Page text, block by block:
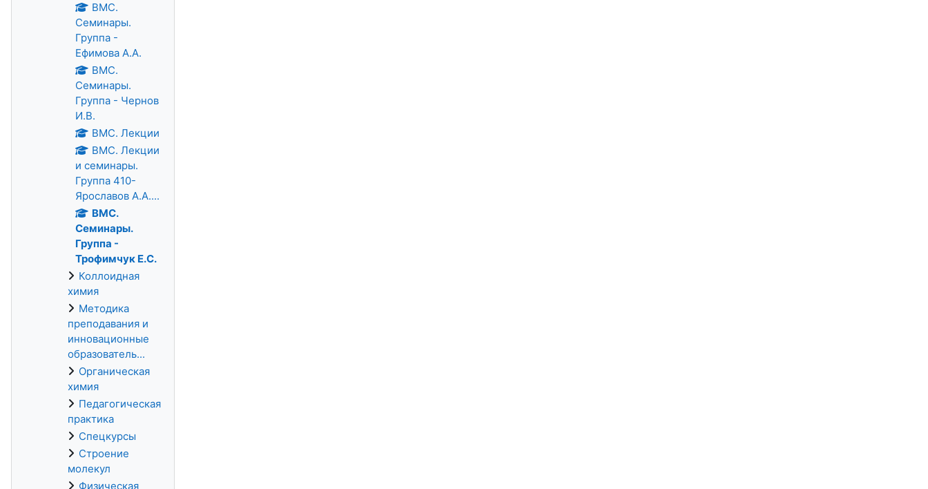
ВМС.
Семинары.
Группа -
Ефимова А.А.
ВМС.
Семинары.
Группа - Чернов
И.В.
ВМС. Лекции
ВМС. Лекции
и семинары.
Группа 410-
Ярославов А.А....
ВМС.
Семинары.
Группа -
Трофимчук Е.С.
Коллоидная
химия
Методика
преподавания и
инновационные
образователь...
Органическая
химия
Педагогическая
практика
Спецкурсы
Строение
молекул
Физическая